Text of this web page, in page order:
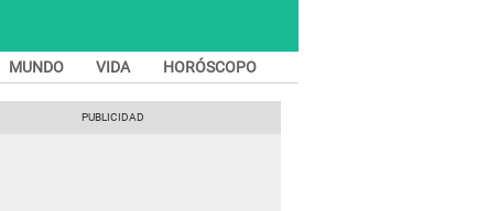
MUNDO VIDA HORÓSCOPO